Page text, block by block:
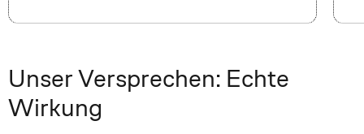
Unser Versprechen: Echte
Wirkung